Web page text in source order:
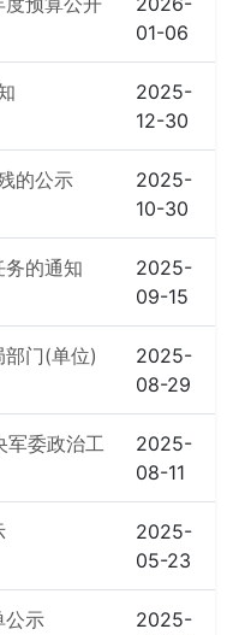
01-06
2025-
12-30
的公示
2025-
10-30
的通知
2025-
09-15
门(单位)
2025-
08-29
军委政治工
2025-
08-11
2025-
05-23
公示
2025-